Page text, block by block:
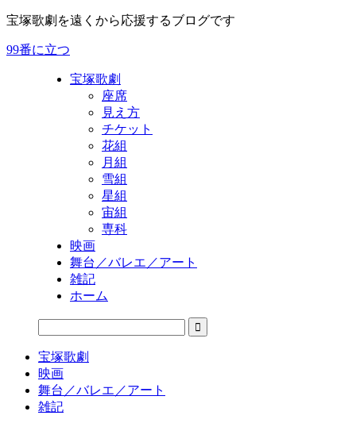
宝塚歌劇を遠くから応援するブログです
99番に立つ
宝塚歌劇
座席
見え方
チケット
花組
月組
雪組
星組
宙組
専科
映画
舞台／バレエ／アート
雑記
ホーム
宝塚歌劇
映画
舞台／バレエ／アート
雑記